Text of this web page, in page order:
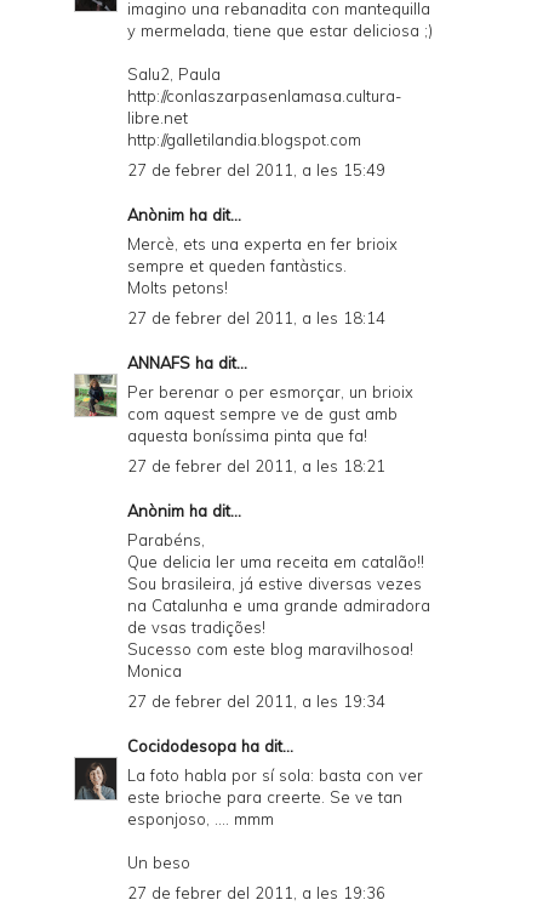
imagino una rebanadita con mantequilla
y mermelada, tiene que estar deliciosa ;)
Salu2, Paula
http://conlaszarpasenlamasa.cultura-
libre.net
http://galletilandia.blogspot.com
27 de febrer del 2011, a les 15:49
Anònim ha dit...
Mercè, ets una experta en fer brioix
sempre et queden fantàstics.
Molts petons!
27 de febrer del 2011, a les 18:14
ANNAFS ha dit...
Per berenar o per esmorçar, un brioix
com aquest sempre ve de gust amb
aquesta boníssima pinta que fa!
27 de febrer del 2011, a les 18:21
Anònim ha dit...
Parabéns,
Que delicia ler uma receita em catalão!!
Sou brasileira, já estive diversas vezes
na Catalunha e uma grande admiradora
de vsas tradições!
Sucesso com este blog maravilhosoa!
Monica
27 de febrer del 2011, a les 19:34
Cocidodesopa ha dit...
La foto habla por sí sola: basta con ver
este brioche para creerte. Se ve tan
esponjoso, .... mmm
Un beso
27 de febrer del 2011, a les 19:36